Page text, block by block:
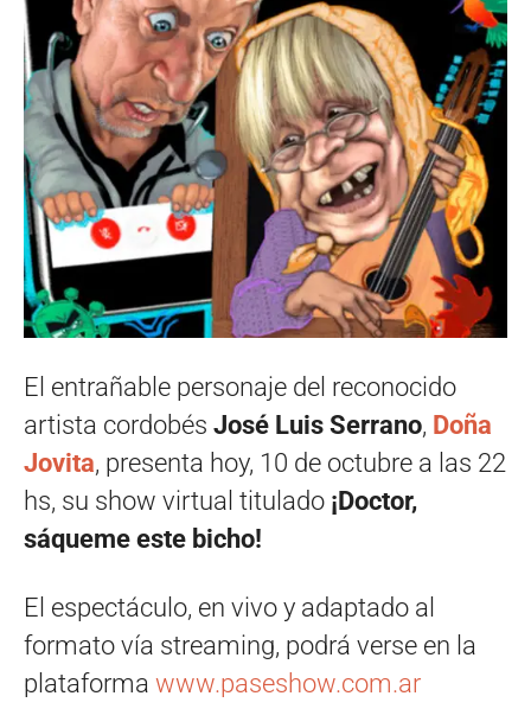
El entrañable personaje del reconocido
artista cordobés José Luis Serrano, Doña
Jovita, presenta hoy, 10 de octubre a las 22
hs, su show virtual titulado ¡Doctor,
sáqueme este bicho!
El espectáculo, en vivo y adaptado al
formato vía streaming, podrá verse en la
plataforma www.paseshow.com.ar